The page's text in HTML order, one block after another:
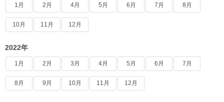
1月 2月 4月 5月 6月 7月 8月
10月 11月 12月
2022年
1月 2月 3月 4月 5月 6月 7月
8月 9月 10月 11月 12月